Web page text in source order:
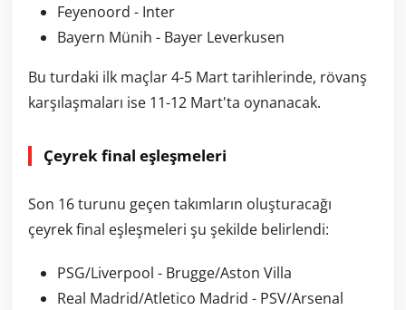
Feyenoord - Inter
Bayern Münih - Bayer Leverkusen
Bu turdaki ilk maçlar 4-5 Mart tarihlerinde, rövanş
karşılaşmaları ise 11-12 Mart'ta oynanacak.
Çeyrek final eşleşmeleri
Son 16 turunu geçen takımların oluşturacağı
çeyrek final eşleşmeleri şu şekilde belirlendi:
PSG/Liverpool - Brugge/Aston Villa
Real Madrid/Atletico Madrid - PSV/Arsenal